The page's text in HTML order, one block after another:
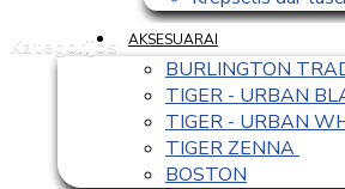
Kategorijos
AKSESUARAI
BURLINGTON
TIGER - URBAN
TIGER - URBAN
TIGER ZENNA
BOSTON